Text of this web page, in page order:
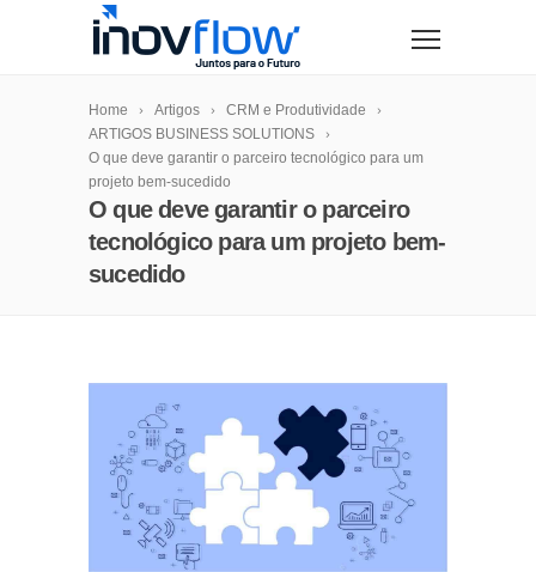
Home Artigos
CRM e Produtividade
ARTIGOS BUSINESS SOLUTIONS
O que deve garantir o parceiro tecnológico para um
projeto bem-sucedido
O que deve garantir o parceiro
tecnológico para um projeto bem-
sucedido